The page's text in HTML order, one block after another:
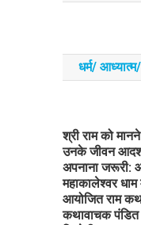
धर्म/
​श्री राम को
उनके जीवन
अपनाना जरूरी:
महाकालेश्वर धाम
आयोजित राम
कथावाचक